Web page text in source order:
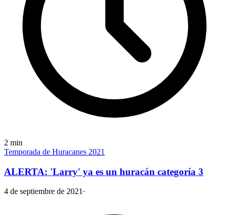
2 min
Temporada de Huracanes 2021
ALERTA: 'Larry' ya es un huracán categoría 3
4 de septiembre de 2021 ·